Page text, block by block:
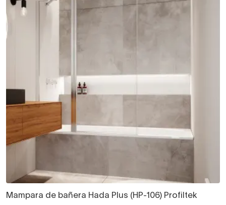
Mampara de bañera Hada Plus (HP-106) Profiltek